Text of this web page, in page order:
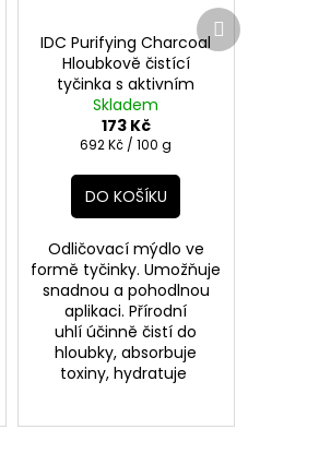
IDC Purifying Charcoal
Hloubkově čistící
tyčinka s aktivním
uhlím 25g
Skladem
173 Kč
Měrná
692 Kč / 100 g
DO KOŠÍKU
Odličovací mýdlo ve
formě tyčinky. Umožňuje
snadnou a pohodlnou
aplikaci. Přírodní
uhlí účinně čistí do
hloubky, absorbuje
toxiny, hydratuje
Další
produkt